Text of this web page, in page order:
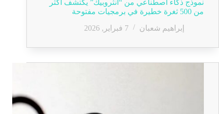
نموذج ذكاء اصطناعي من “أنثروبيك” يكتشف أكثر
من 500 ثغرة خطيرة في برمجيات مفتوحة
إبراهيم شعبان
7 فبراير, 2026